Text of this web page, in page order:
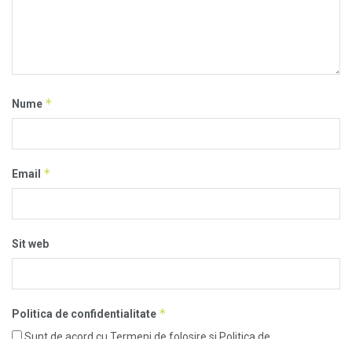
Nume *
Email *
Sit web
Politica de confidentialitate *
Sunt de acord cu Termeni de folosire si Politica de